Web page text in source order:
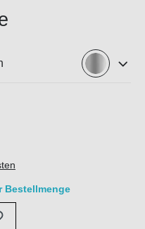
Bestellmenge
Wert ein oder